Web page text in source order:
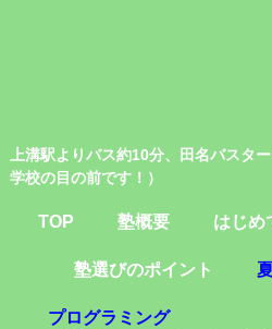
上溝駅よりバス約10分、田名バスタ
学校の目の前です！）
TOP 塾概要 はじめ
塾選びのポイント
プログラミング